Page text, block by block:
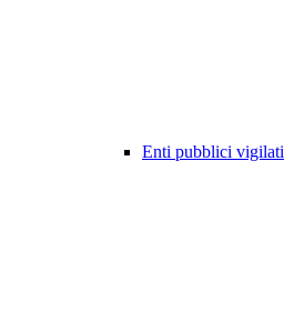
Enti pubblici vigilati